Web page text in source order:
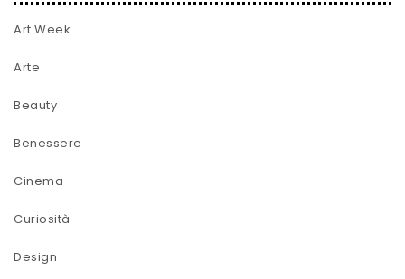
Art Week
Arte
Beauty
Benessere
Cinema
Curiosità
Design